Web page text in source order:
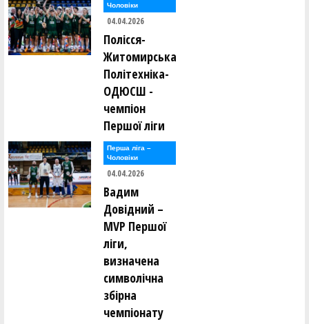
Чоловiки
04.04.2026
Полісся-
Житомирська
Політехніка-
ОДЮСШ -
чемпіон
Першої ліги
Перша лiга –
Чоловiки
04.04.2026
Вадим
Довідний –
MVP Першої
ліги,
визначена
символічна
збірна
чемпіонату